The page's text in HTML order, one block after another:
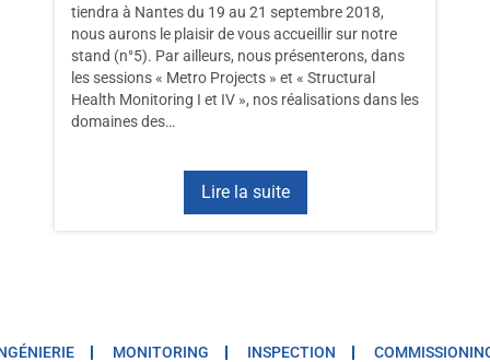
tiendra à Nantes du 19 au 21 septembre 2018,
nous aurons le plaisir de vous accueillir sur notre
stand (n°5). Par ailleurs, nous présenterons, dans
les sessions « Metro Projects » et « Structural
Health Monitoring I et IV », nos réalisations dans les
domaines des…
Lire la suite
MONITORING INSPECTION